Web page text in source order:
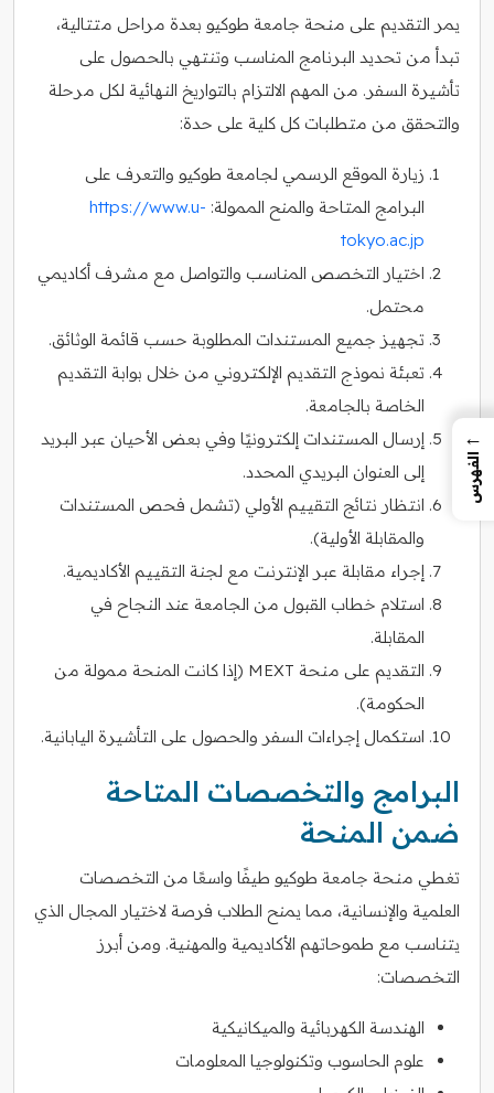
يمر التقديم على منحة جامعة طوكيو بعدة مراحل متتالية،
تبدأ من تحديد البرنامج المناسب وتنتهي بالحصول على
تأشيرة السفر. من المهم الالتزام بالتواريخ النهائية لكل مرحلة
والتحقق من متطلبات كل كلية على حدة:
زيارة الموقع الرسمي لجامعة طوكيو والتعرف على
البرامج المتاحة والمنح الممولة: https://www.u-
tokyo.ac.jp
اختيار التخصص المناسب والتواصل مع مشرف أكاديمي
محتمل.
تجهيز جميع المستندات المطلوبة حسب قائمة الوثائق.
تعبئة نموذج التقديم الإلكتروني من خلال بوابة التقديم
الخاصة بالجامعة.
إرسال المستندات إلكترونيًا وفي بعض الأحيان عبر البريد
إلى العنوان البريدي المحدد.
انتظار نتائج التقييم الأولي (تشمل فحص المستندات
والمقابلة الأولية).
إجراء مقابلة عبر الإنترنت مع لجنة التقييم الأكاديمية.
استلام خطاب القبول من الجامعة عند النجاح في
المقابلة.
التقديم على منحة MEXT (إذا كانت المنحة ممولة من
الحكومة).
استكمال إجراءات السفر والحصول على التأشيرة اليابانية.
البرامج والتخصصات المتاحة
ضمن المنحة
تغطي منحة جامعة طوكيو طيفًا واسعًا من التخصصات
العلمية والإنسانية، مما يمنح الطلاب فرصة لاختيار المجال الذي
يتناسب مع طموحاتهم الأكاديمية والمهنية. ومن أبرز
التخصصات:
الهندسة الكهربائية والميكانيكية
علوم الحاسوب وتكنولوجيا المعلومات
←
الفهرس